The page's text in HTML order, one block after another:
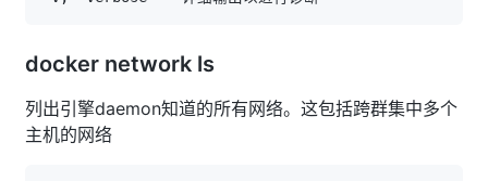
docker network ls
列出引擎daemon知道的所有网络。这包括跨群集中多个
主机的网络